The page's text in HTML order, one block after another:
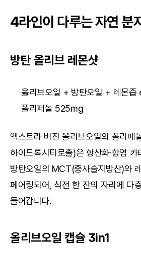
4라인이 다루는 자연 분
방탄 올리브 레몬샷
올리브오일 + 방탄오일 + 레몬즙
폴리페놀 525mg
엑스트라 버진 올리브오일의 폴리페
하이드록시티로졸)은 항산화·항염
방탄오일의 MCT(중사슬지방산)와
페어링되어, 식전 한 잔의 자리에 다
들어갑니다.
올리브오일 캡슐 3in1